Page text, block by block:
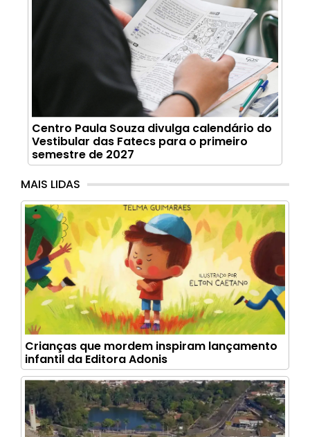
Centro Paula Souza divulga calendário do
Vestibular das Fatecs para o primeiro
semestre de 2027
MAIS LIDAS
Crianças que mordem inspiram lançamento
infantil da Editora Adonis